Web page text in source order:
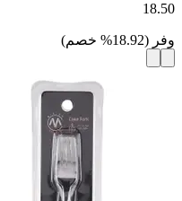
18.50
وفر (
18.92
% خصم)